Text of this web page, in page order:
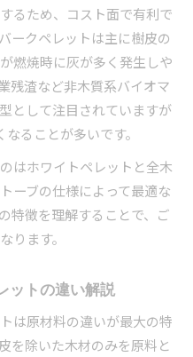
るため、コスト面で有利で
ークペレットは主に樹皮の
燃焼時に灰が多く発生しや
残渣など非木質系バイオマ
として注目されていますが
ることが多いです。
はホワイトペレットと全木
ーブの仕様によって最適な
特徴を理解することで、ご
ります。
ットの違い解説
は原材料の違いが最大の特
を除いた木材のみを原料と